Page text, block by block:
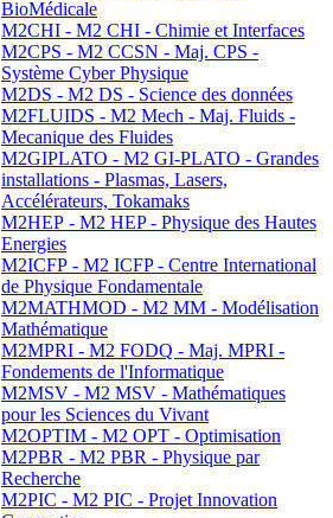
BioMédicale
M2CHI - M2 CHI - Chimie et Interfaces
M2CPS - M2 CCSN - Maj. CPS -
Système Cyber Physique
M2DS - M2 DS - Science des données
M2FLUIDS - M2 Mech - Maj. Fluids -
Mecanique des Fluides
M2GIPLATO - M2 GI-PLATO - Grandes
installations - Plasmas, Lasers,
Accélérateurs, Tokamaks
M2HEP - M2 HEP - Physique des Hautes
Energies
M2ICFP - M2 ICFP - Centre International
de Physique Fondamentale
M2MATHMOD - M2 MM - Modélisation
Mathématique
M2MPRI - M2 FODQ - Maj. MPRI -
Fondements de l'Informatique
M2MSV - M2 MSV - Mathématiques
pour les Sciences du Vivant
M2OPTIM - M2 OPT - Optimisation
M2PBR - M2 PBR - Physique par
Recherche
M2PIC - M2 PIC - Projet Innovation